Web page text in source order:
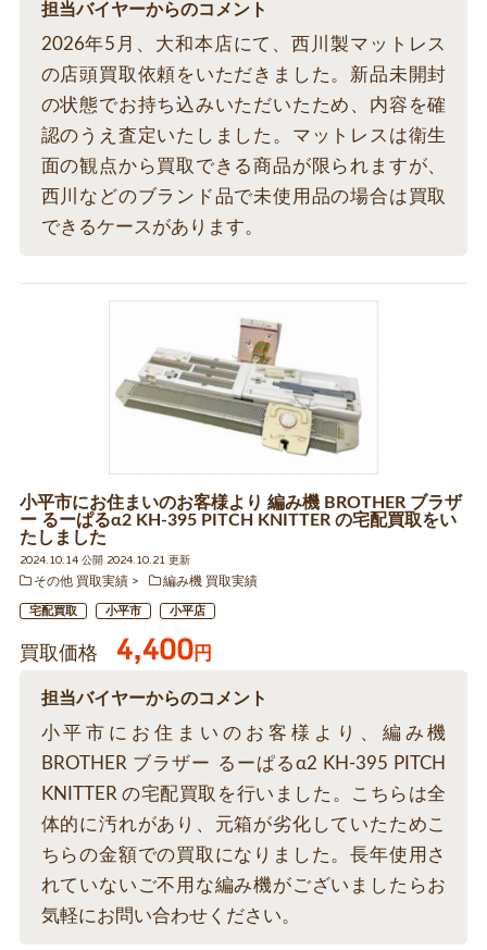
担当バイヤーからのコメント
2026年5月、大和本店にて、西川製マットレス
の店頭買取依頼をいただきました。新品未開封
の状態でお持ち込みいただいたため、内容を確
認のうえ査定いたしました。マットレスは衛生
面の観点から買取できる商品が限られますが、
西川などのブランド品で未使用品の場合は買取
できるケースがあります。
小平市にお住まいのお客様より 編み機 BROTHER ブラザ
ー るーぱるα2 KH-395 PITCH KNITTER の宅配買取をい
たしました
2024.10.14 公開 2024.10.21 更新
その他 買取実績
編み機 買取実績
宅配買取 小平市 小平店
買取価格 4,400円
担当バイヤーからのコメント
小平市にお住まいのお客様より、編み機
BROTHER ブラザー るーぱるα2 KH-395 PITCH
KNITTER の宅配買取を行いました。こちらは全
体的に汚れがあり、元箱が劣化していたためこ
ちらの金額での買取になりました。長年使用さ
れていないご不用な編み機がございましたらお
気軽にお問い合わせください。